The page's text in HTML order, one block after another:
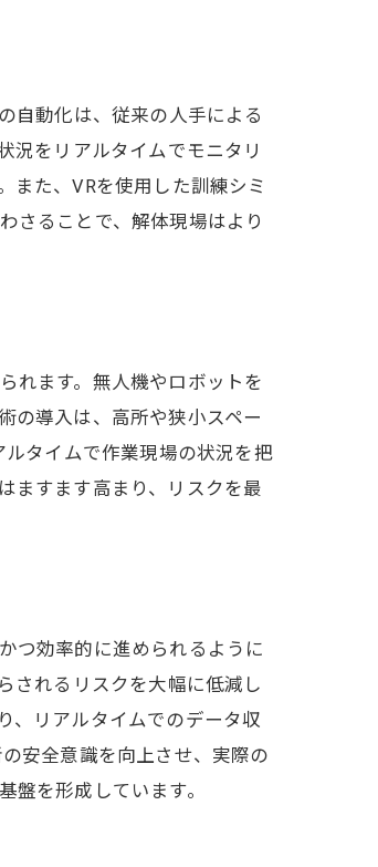
自動化は、従来の人手による
況をリアルタイムでモニタリ
また、VRを使用した訓練シミ
さることで、解体現場はより
れます。無人機やロボットを
の導入は、高所や狭小スペー
タイムで作業現場の状況を把
ますます高まり、リスクを最
つ効率的に進められるように
されるリスクを大幅に低減し
、リアルタイムでのデータ収
安全意識を向上させ、実際の
を形成しています。